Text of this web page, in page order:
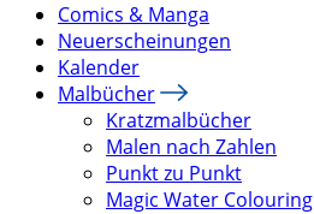
Comics & Manga
Neuerscheinungen
Kalender
Malbücher
Kratzmalbücher
Malen nach Zahlen
Punkt zu Punkt
Magic Water Colouring